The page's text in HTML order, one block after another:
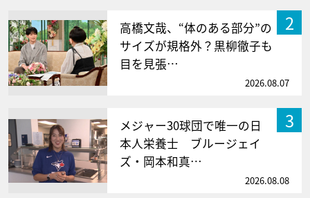
2
高橋文哉、“体のある部分”の
サイズが規格外？黒柳徹子も
目を見張…
2026.08.07
3
メジャー30球団で唯一の日
本人栄養士 ブルージェイ
ズ・岡本和真…
2026.08.08